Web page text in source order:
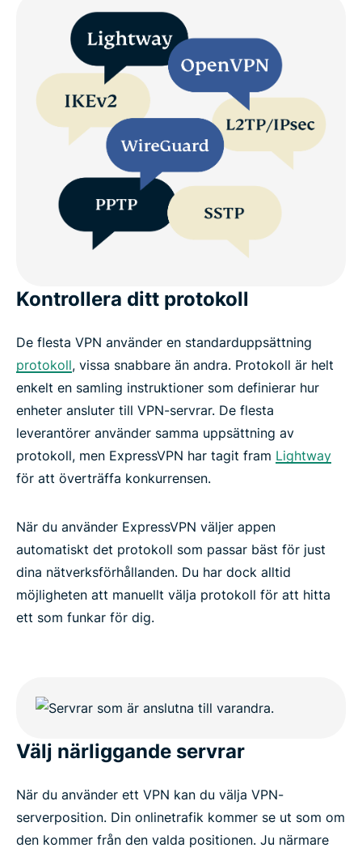
Kontrollera ditt protokoll
De flesta VPN använder en standarduppsättning
protokoll, vissa snabbare än andra. Protokoll är helt
enkelt en samling instruktioner som definierar hur
enheter ansluter till VPN-servrar. De flesta
leverantörer använder samma uppsättning av
protokoll, men ExpressVPN har tagit fram Lightway
för att överträffa konkurrensen.
När du använder ExpressVPN väljer appen
automatiskt det protokoll som passar bäst för just
dina nätverksförhållanden. Du har dock alltid
möjligheten att manuellt välja protokoll för att hitta
ett som funkar för dig.
Välj närliggande servrar
När du använder ett VPN kan du välja VPN-
serverposition. Din onlinetrafik kommer se ut som om
den kommer från den valda positionen. Ju närmare